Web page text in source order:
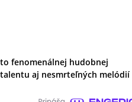
fenomenálnej hudobnej
aj nesmrteľných melódií